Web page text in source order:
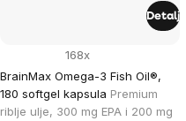
BrainMax Omega-3 Fish Oil®,
180 softgel kapsula Premium
riblje ulje, 300 mg EPA i 200 mg
168x
Detalj